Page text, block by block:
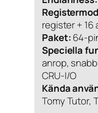
register + 16
Paket:64-
Speciella
anrop,
CRU-I/O
Kända
Tomy Tutor,